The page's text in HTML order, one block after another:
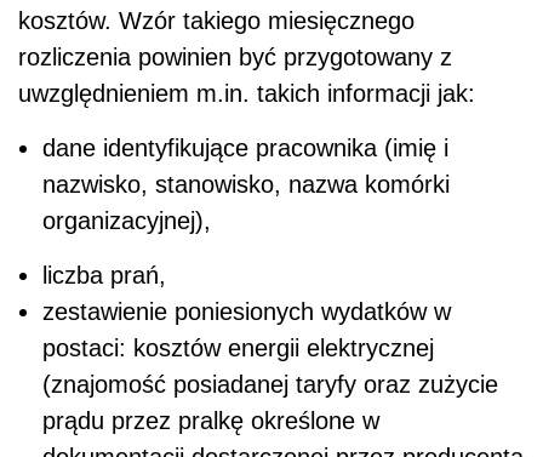
kosztów. Wzór takiego miesięcznego
rozliczenia powinien być przygotowany z
uwzględnieniem m.in. takich informacji jak:
dane identyfikujące pracownika (imię i
nazwisko, stanowisko, nazwa komórki
organizacyjnej),
liczba prań,
zestawienie poniesionych wydatków w
postaci: kosztów energii elektrycznej
(znajomość posiadanej taryfy oraz zużycie
prądu przez pralkę określone w